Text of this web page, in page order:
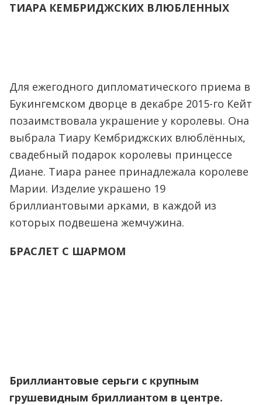
ТИАРА КЕМБРИДЖСКИХ ВЛЮБЛЕННЫХ
Для ежегодного дипломатического приема в
Букингемском дворце в декабре 2015-го Кейт
позаимствовала украшение у королевы. Она
выбрала Тиару Кембриджских влюблённых,
свадебный подарок королевы принцессе
Диане. Тиара ранее принадлежала королеве
Марии. Изделие украшено 19
бриллиантовыми арками, в каждой из
которых подвешена жемчужина.
БРАСЛЕТ С ШАРМОМ
Бриллиантовые серьги с крупным
грушевидным бриллиантом в центре.